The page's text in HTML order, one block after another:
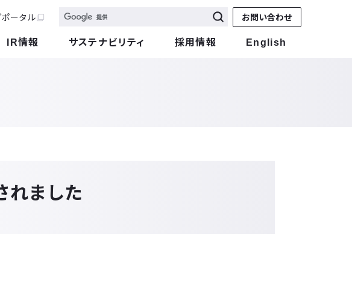
ータル お問い合わせ
IR情報 サステナビリティ 採用情報 English
れました